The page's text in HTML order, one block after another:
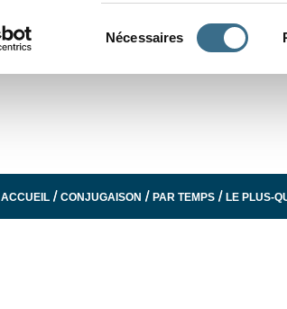
Nécessaires
ACCUEIL /CONJUGAISON /PAR TEMPS /LE PLUS-